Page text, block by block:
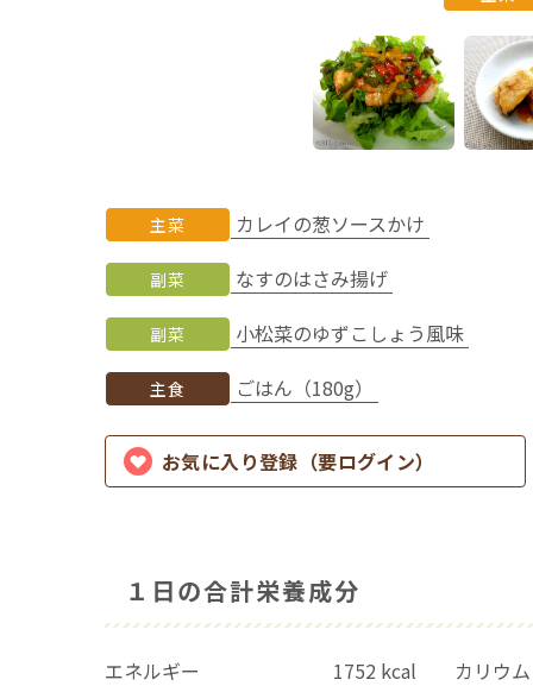
主菜 カレイの葱ソースかけ
副菜 なすのはさみ揚げ
副菜 小松菜のゆずこしょう風味
主食 ごはん（180g）
お気に入り登録（要ログイン）
１日の合計栄養成分
エネルギー 1752 kcal カリウム